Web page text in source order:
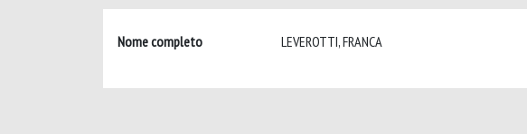
Nome completo LEVEROTTI, FRANCA